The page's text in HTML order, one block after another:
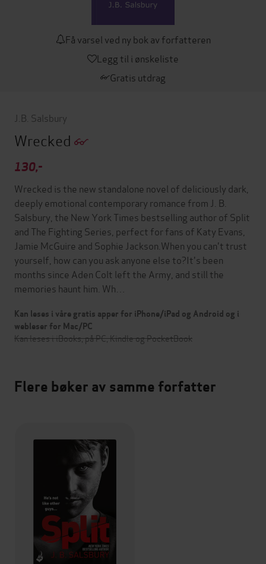
Få varsel ved ny bok av forfatteren
Legg til i ønskeliste
Gratis utdrag
J.B. Salsbury
Wrecked
130,-
Wrecked is the new standalone novel of deliciously dark,
deeply emotional contemporary romance from J. B.
Salsbury, the New York Times bestselling author of Split
and The Fighting Series, perfect for fans of Katy Evans,
Jamie McGuire and Sophie Jackson.When you can't trust
yourself, how can you ask anyone else to?It's been
months since Aden Colt left the Army, and still the
memories haunt him. Wh…
Kan leses i våre gratis apper for iPhone/iPad og Android og i
webleser for Mac/PC
Kan leses i iBooks, på PC, Kindle og PocketBook
Flere bøker av samme forfatter